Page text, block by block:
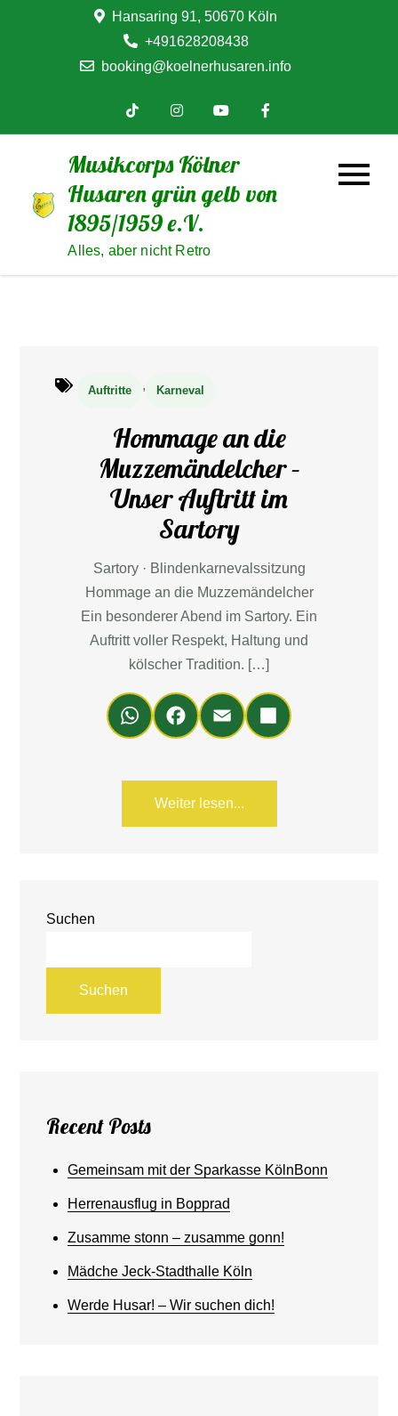
Hansaring 91, 50670 Köln
+491628208438
booking@koelnerhusaren.info
Musikcorps Kölner
Husaren grün gelb von
1895/1959 e.V.
Alles, aber nicht Retro
Auftritte , Karneval
Hommage an die
Muzzemändelcher –
Unser Auftritt im
Sartory
Sartory · Blindenkarnevalssitzung
Hommage an die Muzzemändelcher
Ein besonderer Abend im Sartory. Ein
Auftritt voller Respekt, Haltung und
kölscher Tradition. […]
Wh
ats
Fa
ce
ok
Em
ail
Teil
en
Weiter lesen...
Suchen
Suchen
Recent Posts
Gemeinsam mit der Sparkasse KölnBonn
Herrenausflug in Bopprad
Zusamme stonn – zusamme gonn!
Mädche Jeck-Stadthalle Köln
Werde Husar! – Wir suchen dich!